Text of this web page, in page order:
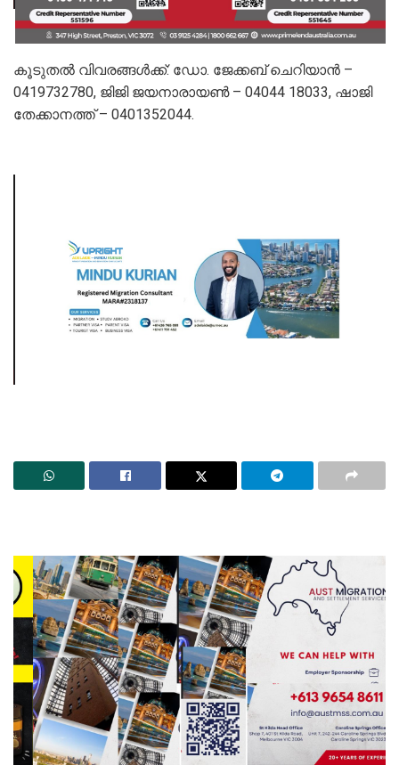
കൂ​ടു​ത​ൽ വി​വ​ര​ങ്ങ​ൾ​ക്ക്: ഡോ. ​ജേ​ക്ക​ബ് ചെ​റി​യാ​ൻ –
0419732780, ജി​ജി ജ​യ​നാ​രാ​യ​ൺ – 04044 18033, ഷാ​ജി
തേ​ക്കാ​ന​ത്ത് – 0401352044.